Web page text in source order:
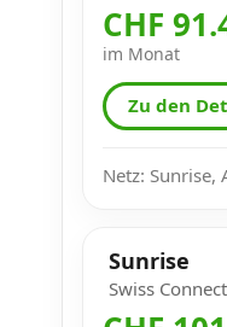
CHF
im Monat
Zu den
Netz: Sunrise,
Sunrise
Swiss